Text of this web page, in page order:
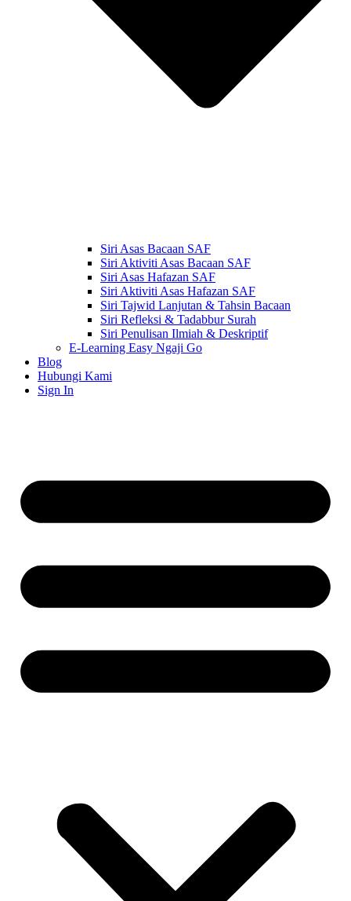
Siri Asas Bacaan SAF
Siri Aktiviti Asas Bacaan SAF
Siri Asas Hafazan SAF
Siri Aktiviti Asas Hafazan SAF
Siri Tajwid Lanjutan & Tahsin Bacaan
Siri Refleksi & Tadabbur Surah
Siri Penulisan Ilmiah & Deskriptif
E-Learning Easy Ngaji Go
Blog
Hubungi Kami
Sign In